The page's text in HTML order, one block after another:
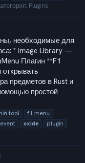
Plugins
необходимые для
* Image Library —
Плагин **F1
открывать
предметов в Rust и
простой
tool
f1 menu
oxide
plugin